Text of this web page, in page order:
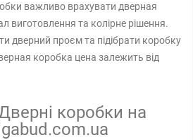
важливо врахувати дверная
виготовлення та колірне рішення.
дверний проєм та підібрати коробку
коробка цена залежить від
коробки на